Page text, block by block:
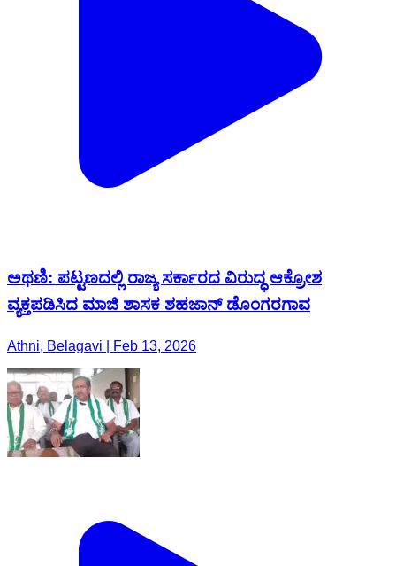
ಅಥಣಿ: ಪಟ್ಟಣದಲ್ಲಿ ರಾಜ್ಯ ಸರ್ಕಾರದ ವಿರುದ್ಧ ಆಕ್ರೋಶ
ವ್ಯಕ್ತಪಡಿಸಿದ ಮಾಜಿ ಶಾಸಕ ಶಹಜಾನ್ ಡೊಂಗರಗಾವ
Athni, Belagavi | Feb 13, 2026